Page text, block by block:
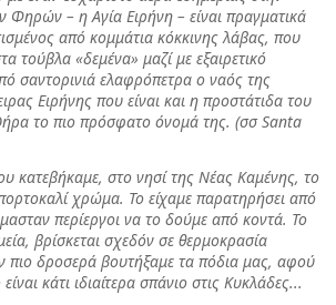
Φηρών – η Αγία Ειρήνη – είναι πραγματικά
από κομμάτια κόκκινης λάβας, που
τούβλα «δεμένα» μαζί με εξαιρετικό
σαντορινιά ελαφρόπετρα ο ναός της
Ειρήνης που είναι και η προστάτιδα του
το πιο πρόσφατο όνομά της. (σσ Santa
κατεβήκαμε, στο νησί της Νέας Καμένης, το
χρώμα. Το είχαμε παρατηρήσει από
περίεργοι να το δούμε από κοντά. Το
βρίσκεται σχεδόν σε θερμοκρασία
πιο δροσερά βουτήξαμε τα πόδια μας, αφού
κάτι ιδιαίτερα σπάνιο στις Κυκλάδες...